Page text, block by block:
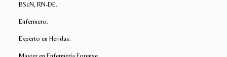
BScN, RN-DE.
Enfermero.
Experto en Heridas.